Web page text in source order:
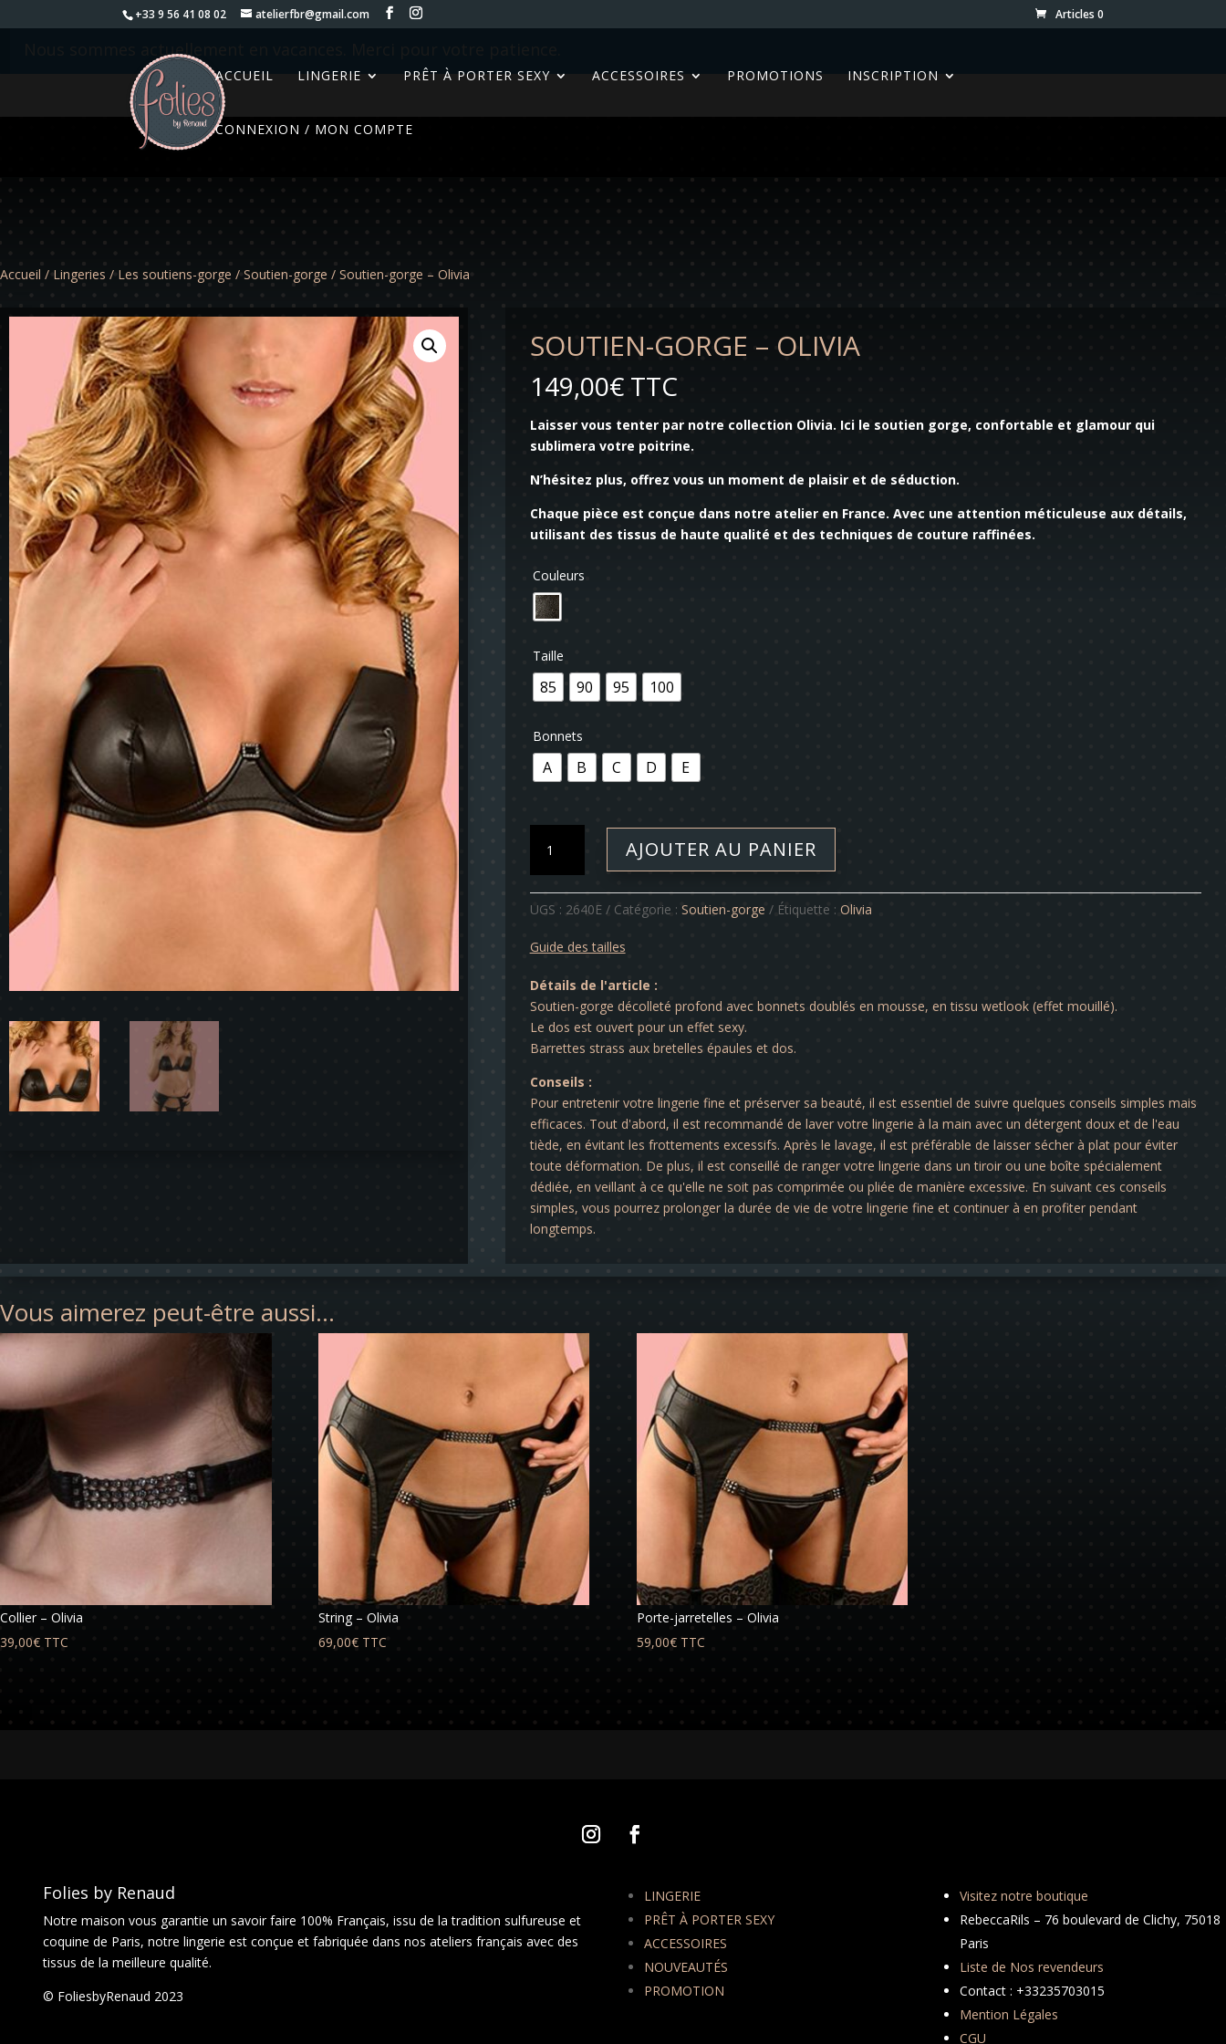
+33 9 56 41 08 02 atelierfbr@gmail.com Articles 0
ACCUEIL LINGERIE PRÊT À PORTER SEXY ACCESSOIRES PROMOTIONS INSCRIPTION
CONNEXION / MON COMPTE
Nous sommes actuellement en vacances. Merci pour votre patience.
Accueil / Lingeries / Les soutiens-gorge / Soutien-gorge / Soutien-gorge – Olivia
SOUTIEN-GORGE – OLIVIA
149,00€ TTC
Laisser vous tenter par notre collection Olivia. Ici le soutien gorge, confortable et glamour qui
sublimera votre poitrine.
N’hésitez plus, offrez vous un moment de plaisir et de séduction.
Chaque pièce est conçue dans notre atelier en France. Avec une attention méticuleuse aux détails,
utilisant des tissus de haute qualité et des techniques de couture raffinées.
Couleurs
Taille
85 90 95 100
Bonnets
A B C D E
Soutien-
gorge
-
Olivia
AJOUTER AU PANIER
UGS : 2640E Catégorie : Soutien-gorge Étiquette : Olivia
Guide des tailles
Détails de l'article :
Soutien-gorge décolleté profond avec bonnets doublés en mousse, en tissu wetlook (effet mouillé).
Le dos est ouvert pour un effet sexy.
Barrettes strass aux bretelles épaules et dos.
Conseils :
Pour entretenir votre lingerie fine et préserver sa beauté, il est essentiel de suivre quelques conseils simples mais
efficaces. Tout d'abord, il est recommandé de laver votre lingerie à la main avec un détergent doux et de l'eau
tiède, en évitant les frottements excessifs. Après le lavage, il est préférable de laisser sécher à plat pour éviter
toute déformation. De plus, il est conseillé de ranger votre lingerie dans un tiroir ou une boîte spécialement
dédiée, en veillant à ce qu'elle ne soit pas comprimée ou pliée de manière excessive. En suivant ces conseils
simples, vous pourrez prolonger la durée de vie de votre lingerie fine et continuer à en profiter pendant
longtemps.
Vous aimerez peut-être aussi…
Collier – Olivia
39,00€ TTC
String – Olivia
69,00€ TTC
Porte-jarretelles – Olivia
59,00€ TTC
Folies by Renaud
Notre maison vous garantie un savoir faire 100% Français, issu de la tradition sulfureuse et
coquine de Paris, notre lingerie est conçue et fabriquée dans nos ateliers français avec des
tissus de la meilleure qualité.
© FoliesbyRenaud 2023
LINGERIE
PRÊT À PORTER SEXY
ACCESSOIRES
NOUVEAUTÉS
PROMOTION
Visitez notre boutique
RebeccaRils – 76 boulevard de Clichy, 75018
Paris
Liste de Nos revendeurs
Contact : +33235703015
Mention Légales
CGU